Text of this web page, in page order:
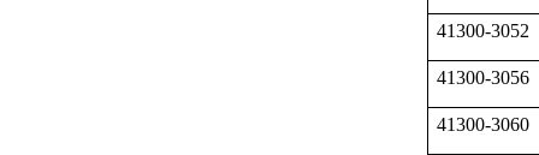
41300-3052
41300-3056
41300-3060